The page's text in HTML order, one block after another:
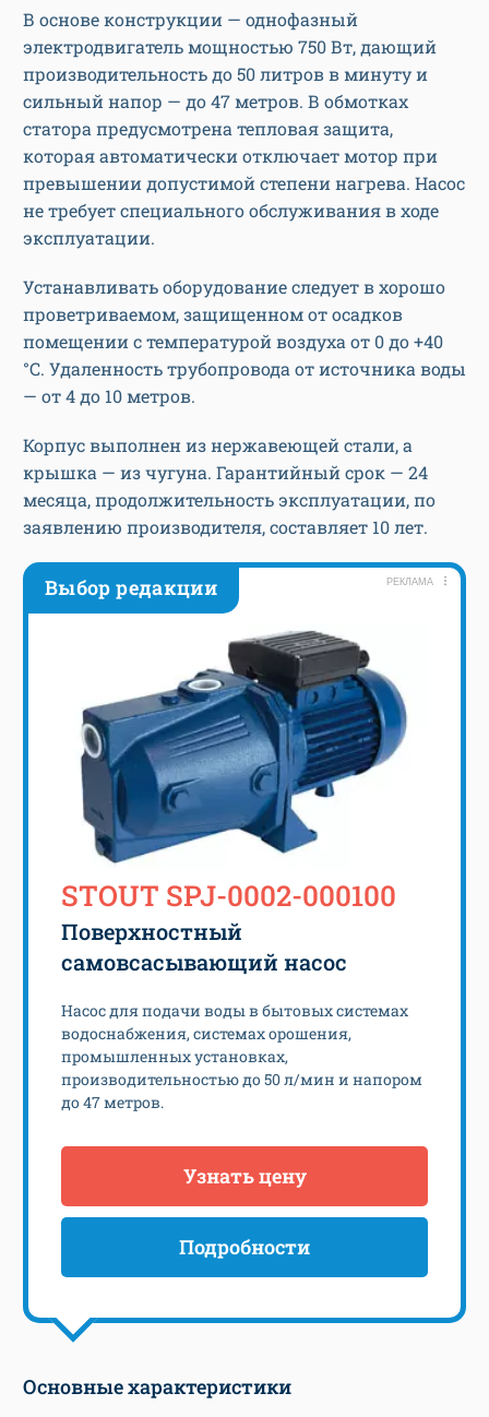
В основе конструкции — однофазный
электродвигатель мощностью 750 Вт, дающий
производительность до 50 литров в минуту и
сильный напор — до 47 метров. В обмотках
статора предусмотрена тепловая защита,
которая автоматически отключает мотор при
превышении допустимой степени нагрева. Насос
не требует специального обслуживания в ходе
эксплуатации.
Устанавливать оборудование следует в хорошо
проветриваемом, защищенном от осадков
помещении с температурой воздуха от 0 до +40
°С. Удаленность трубопровода от источника воды
— от 4 до 10 метров.
Корпус выполнен из нержавеющей стали, а
крышка — из чугуна. Гарантийный срок — 24
месяца, продолжительность эксплуатации, по
заявлению производителя, составляет 10 лет.
Выбор редакции РЕКЛАМА
STOUT SPJ-0002-000100
Поверхностный
самовсасывающий насос
Насос для подачи воды в бытовых системах
водоснабжения, системах орошения,
промышленных установках,
производительностью до 50 л/мин и напором
до 47 метров.
Узнать цену
Подробности
Основные характеристики